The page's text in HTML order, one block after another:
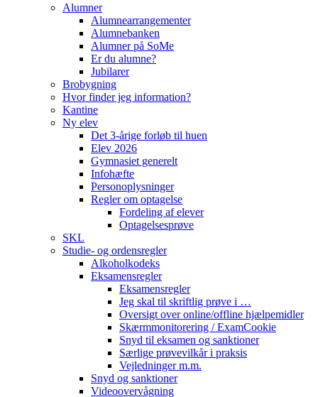
Alumner
Alumnearrangementer
Alumnebanken
Alumner på SoMe
Er du alumne?
Jubilarer
Brobygning
Hvor finder jeg information?
Kantine
Ny elev
Det 3-årige forløb til huen
Elev 2026
Gymnasiet generelt
Infohæfte
Personoplysninger
Regler om optagelse
Fordeling af elever
Optagelsesprøve
SKL
Studie- og ordensregler
Alkoholkodeks
Eksamensregler
Eksamensregler
Jeg skal til skriftlig prøve i …
Oversigt over online/offline hjælpemidler
Skærmmonitorering / ExamCookie
Snyd til eksamen og sanktioner
Særlige prøvevilkår i praksis
Vejledninger m.m.
Snyd og sanktioner
Videoovervågning